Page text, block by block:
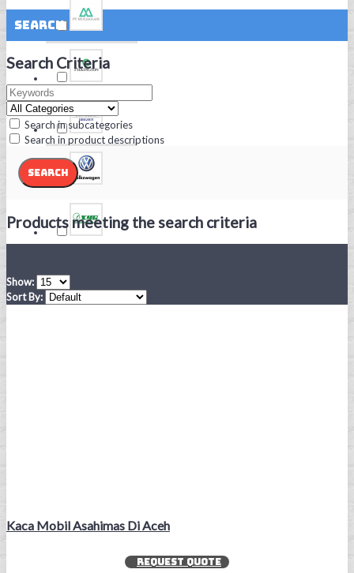
Search
Search Criteria
Search in subcategories
Search in product descriptions
Products meeting the search criteria
Show:
Sort By:
Kaca Mobil Asahimas Di Aceh
REQUEST QUOTE